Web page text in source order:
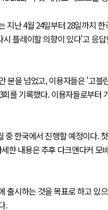
지난 4월 24일부터 28일까지
플레이할 의향이 있다'고 응
분을 넘었고, 이용자들은 '고
를 기록했다. 이용자들로부터
중 한국에서 진행할 예정이다.
한 내용은 추후 다크앤다커
출시하는 것을 목표로 하고 있
.